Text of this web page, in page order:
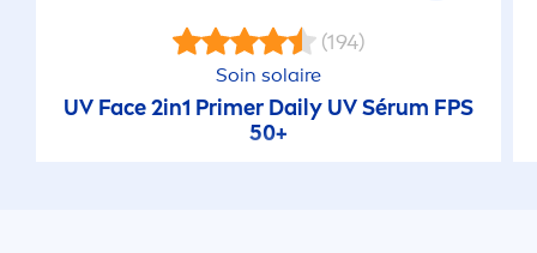
(194)
Soin solaire
UV Face 2in1 Primer Daily UV Sérum FPS
50+